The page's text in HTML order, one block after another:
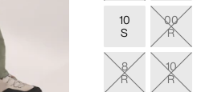
10
S
00
R
8
R
10
R